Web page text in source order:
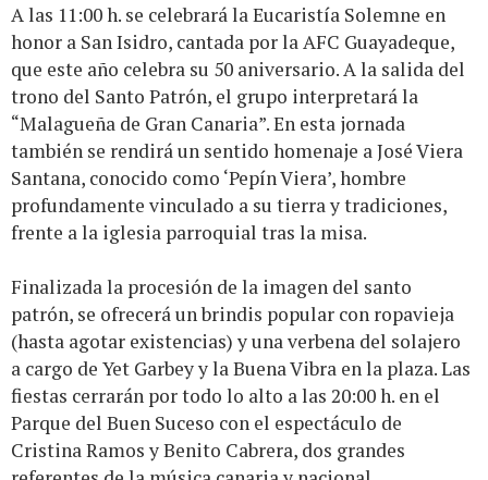
A las 11:00 h. se celebrará la Eucaristía Solemne en
honor a San Isidro, cantada por la AFC Guayadeque,
que este año celebra su 50 aniversario. A la salida del
trono del Santo Patrón, el grupo interpretará la
“Malagueña de Gran Canaria”. En esta jornada
también se rendirá un sentido homenaje a José Viera
Santana, conocido como ‘Pepín Viera’, hombre
profundamente vinculado a su tierra y tradiciones,
frente a la iglesia parroquial tras la misa.
Finalizada la procesión de la imagen del santo
patrón, se ofrecerá un brindis popular con ropavieja
(hasta agotar existencias) y una verbena del solajero
a cargo de Yet Garbey y la Buena Vibra en la plaza. Las
fiestas cerrarán por todo lo alto a las 20:00 h. en el
Parque del Buen Suceso con el espectáculo de
Cristina Ramos y Benito Cabrera, dos grandes